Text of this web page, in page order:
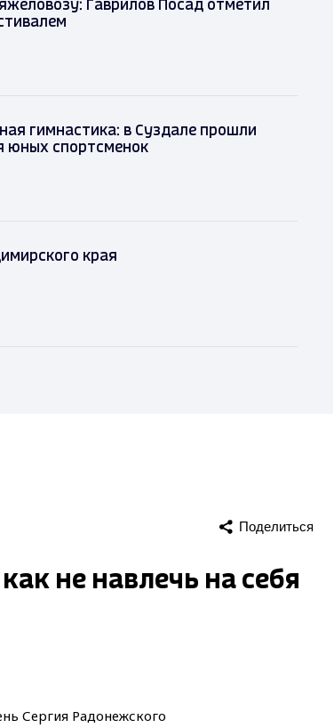
Гаврилов Посад отметил
гимнастика: в Суздале прошли
юных спортсменок
края
Поделиться
не навлечь на себя